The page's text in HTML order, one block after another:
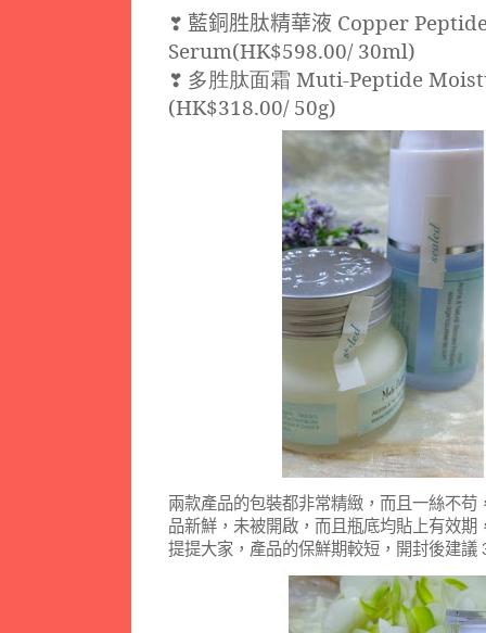
❣ 藍銅胜肽精華液 Copper
Serum(HK$598.00/ 30ml)
❣ 多胜肽面霜 Muti-Peptide
(HK$318.00/ 50g)
兩款產品的包裝都非常精緻，而且一絲不
品新鮮，未被開啟，而且瓶底均貼上有效
提提大家，產品的保鮮期較短，開封後建議